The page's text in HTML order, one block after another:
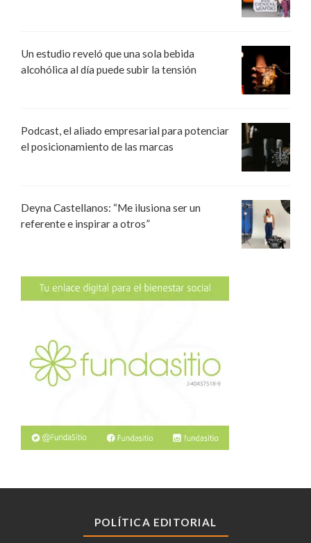
Un estudio reveló que una sola bebida
alcohólica al día puede subir la tensión
Podcast, el aliado empresarial para potenciar
el posicionamiento de las marcas
Deyna Castellanos: “Me ilusiona ser un
referente e inspirar a otros”
POLÍTICA EDITORIAL